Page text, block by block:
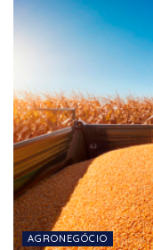
AGRONEGÓCIO